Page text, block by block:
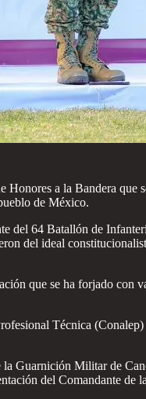
a la Bandera que
de México.
del 64 Batallón de
del ideal
que se ha forjado con
Técnica
Guarnición Militar de
del Comandante de